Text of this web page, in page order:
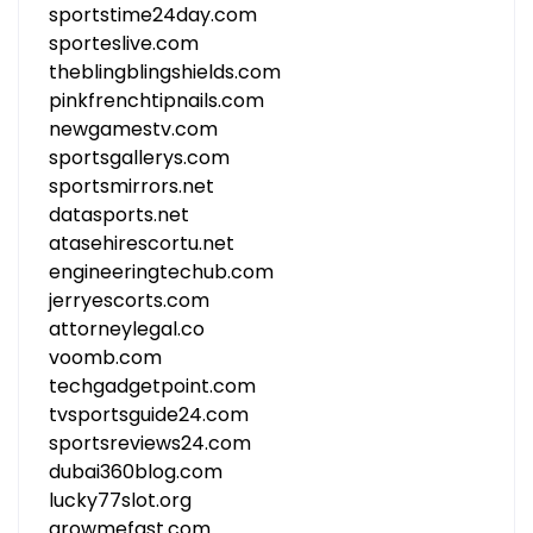
sportstime24day.com
sporteslive.com
theblingblingshields.com
pinkfrenchtipnails.com
newgamestv.com
sportsgallerys.com
sportsmirrors.net
datasports.net
atasehirescortu.net
engineeringtechub.com
jerryescorts.com
attorneylegal.co
voomb.com
techgadgetpoint.com
tvsportsguide24.com
sportsreviews24.com
dubai360blog.com
lucky77slot.org